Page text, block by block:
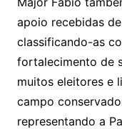
apoio recebidas
classificando-as
fortalecimento de
muitos eleitores e
campo
representando a